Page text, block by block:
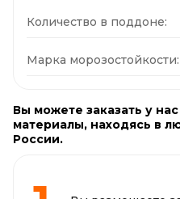
Количество в поддоне:
Марка морозостойкости:
Вы можете заказать у
материалы, находясь в
России.